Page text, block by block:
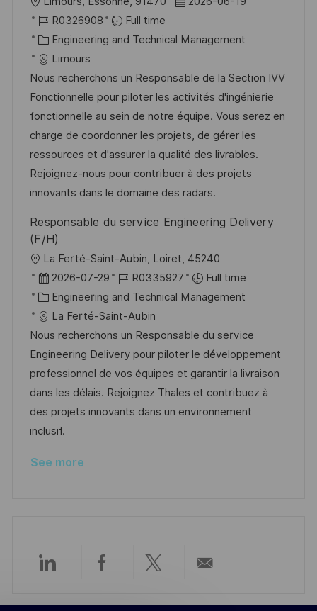
o
c
a
t
i
o
n
s
e
d
D
a
t
e
J
o
b
I
d
R0326908
Full time
C
a
t
e
g
o
r
y
Engineering and Technical Management
Limours
Nous recherchons un Responsable de la Section IVV
Fonctionnelle pour piloter les activités d'ingénierie
fonctionnelle au sein de notre équipe. Vous serez en
charge de coordonner les projets, de gérer les
ressources et d'assurer la qualité des livrables.
Rejoignez-nous pour contribuer à des projets
innovants dans le domaine des radars.
Responsable du service Engineering Delivery
(F/H)
L
o
c
a
t
i
o
n
La Ferté-Saint-Aubin, Loiret, 45240
P
o
s
t
e
d
D
a
t
2026-07-29
J
o
b
I
d
R0335927
Full time
C
a
t
e
g
o
r
y
Engineering and Technical Management
La Ferté-Saint-Aubin
Nous recherchons un Responsable du service
Engineering Delivery pour piloter le développement
professionnel de vos équipes et garantir la livraison
dans les délais. Rejoignez Thales et contribuez à
des projets innovants dans un environnement
inclusif.
See more
Share
Share Share